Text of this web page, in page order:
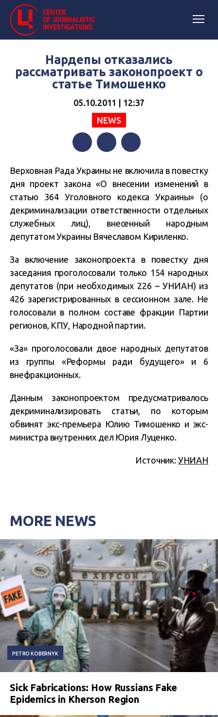
Нардепы отказались
рассматривать законопроект о
статье Тимошенко
05.10.2011 | 12:37
NEWS
Верховная Рада Украины не включила в повестку
дня проект закона «О внесении изменений в
статью 364 Уголовного кодекса Украины» (о
декриминализации ответственности отдельных
служебных лиц), внесенный народным
депутатом Украины Вячеславом Кириленко.
За включение законопроекта в повестку дня
заседания проголосовали только 154 народных
депутатов (при необходимых 226 – УНИАН) из
426 зарегистрированных в сессионном зале. Не
голосовали в полном составе фракции Партии
регионов, КПУ, Народной партии.
«За» проголосовали двое народных депутатов
из группы «Реформы ради будущего» и 6
внефракционных.
Данным законопроектом предусматривалось
декриминализировать статьи, по которым
обвинят экс-премьера Юлию Тимошенко и экс-
министра внутренних дел Юрия Луценко.
Источник: УНИАН
MORE NEWS
PETRO KOBERNYK
Sick Fabrications: How Russians Fake
Epidemics in Kherson Region